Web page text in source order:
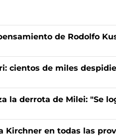
de Rodolfo
cientos de miles
la derrota de Milei: "Se
Kirchner en todas las